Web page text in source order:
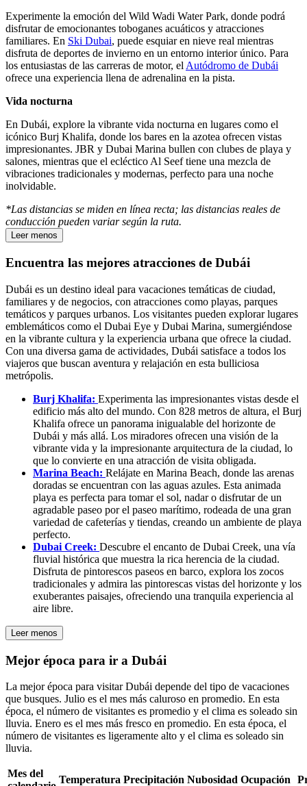
Experimente la emoción del Wild Wadi Water Park, donde podrá
disfrutar de emocionantes toboganes acuáticos y atracciones
familiares. En Ski Dubai, puede esquiar en nieve real mientras
disfruta de deportes de invierno en un entorno interior único. Para
los entusiastas de las carreras de motor, elAutódromo de Dubái
ofrece una experiencia llena de adrenalina en la pista.
Vida nocturna
En Dubái, explore la vibrante vida nocturna en lugares como el
icónico Burj Khalifa, donde los bares en la azotea ofrecen vistas
impresionantes. JBR y Dubai Marina bullen con clubes de playa y
salones, mientras que el ecléctico Al Seef tiene una mezcla de
vibraciones tradicionales y modernas, perfecto para una noche
inolvidable.
*Las distancias se miden en línea recta; las distancias reales de
conducción pueden variar según la ruta.
Leer menos
Encuentra las mejores atracciones de Dubái
Dubái es un destino ideal para vacaciones temáticas de ciudad,
familiares y de negocios, con atracciones como playas, parques
temáticos y parques urbanos. Los visitantes pueden explorar lugares
emblemáticos como el Dubai Eye y Dubai Marina, sumergiéndose
en la vibrante cultura y la experiencia urbana que ofrece la ciudad.
Con una diversa gama de actividades, Dubái satisface a todos los
viajeros que buscan aventura y relajación en esta bulliciosa
metrópolis.
Burj Khalifa: Experimenta las impresionantes vistas desde el
edificio más alto del mundo. Con 828 metros de altura, el Burj
Khalifa ofrece un panorama inigualable del horizonte de
Dubái y más allá. Los miradores ofrecen una visión de la
vibrante vida y la impresionante arquitectura de la ciudad, lo
que lo convierte en una atracción de visita obligada.
Marina Beach: Relájate en Marina Beach, donde las arenas
doradas se encuentran con las aguas azules. Esta animada
playa es perfecta para tomar el sol, nadar o disfrutar de un
agradable paseo por el paseo marítimo, rodeada de una gran
variedad de cafeterías y tiendas, creando un ambiente de playa
perfecto.
Dubai Creek: Descubre el encanto de Dubai Creek, una vía
fluvial histórica que muestra la rica herencia de la ciudad.
Disfruta de pintorescos paseos en barco, explora los zocos
tradicionales y admira las pintorescas vistas del horizonte y los
exuberantes paisajes, ofreciendo una tranquila experiencia al
aire libre.
Leer menos
Mejor época para ir a Dubái
La mejor época para visitar Dubái depende del tipo de vacaciones
que busques. Julio es el mes más caluroso en promedio. En esta
época, el número de visitantes es promedio y el clima es soleado sin
lluvia. Enero es el mes más fresco en promedio. En esta época, el
número de visitantes es ligeramente alto y el clima es soleado sin
lluvia.
Mes del
Temperatura Precipitación Nubosidad Ocupación